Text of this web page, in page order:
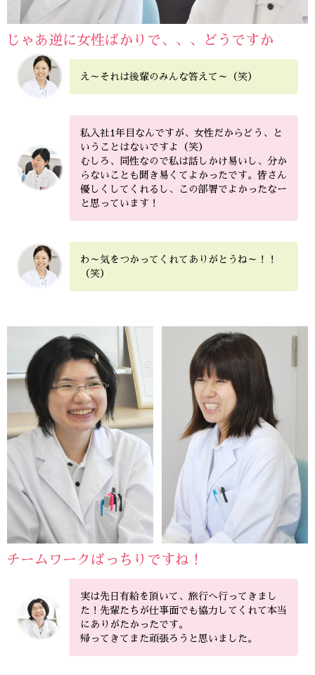
じゃあ逆に女性ばかりで、、、どうですか
え～それは後輩のみんな答えて～（笑）
私入社1年目なんですが、女性だからどう、と
いうことはないですよ（笑）
むしろ、同性なので私は話しかけ易いし、分か
らないことも聞き易くてよかったです。皆さん
優しくしてくれるし、この部署でよかったなー
と思っています！
わ～気をつかってくれてありがとうね～！！
（笑）
チームワークばっちりですね！
実は先日有給を頂いて、旅行へ行ってきまし
た！先輩たちが仕事面でも協力してくれて本当
にありがたかったです。
帰ってきてまた頑張ろうと思いました。